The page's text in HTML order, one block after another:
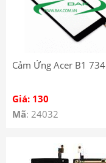
Cảm Ứng Acer B1 734
Giá: 130
Mã: 24032